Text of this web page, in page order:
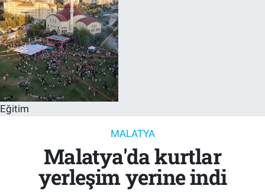
Eğitim
MALATYA
Malatya'da kurtlar
yerleşim yerine indi